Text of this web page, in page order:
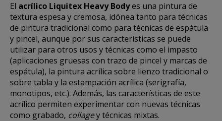
El acrílico Liquitex Heavy Bodyes una pintura de
textura espesa y cremosa, idónea tanto para técnicas
de pintura tradicional como para técnicas de espátula
y pincel, aunque por sus características se puede
utilizar para otros usos y técnicas como el impasto
(aplicaciones gruesas con trazo de pincel y marcas de
espátula), la pintura acrílica sobre lienzo tradicional o
sobre tabla y la estampación acrílica (serigrafía,
monotipos, etc.). Además, las características de este
acrílico permiten experimentar con nuevas técnicas
como grabado, collagey técnicas mixtas.